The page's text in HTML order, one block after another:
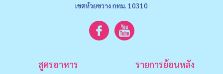
เขตห้วยขวาง กทม. 10310
สูตรอาหาร รายการย้อนหลัง